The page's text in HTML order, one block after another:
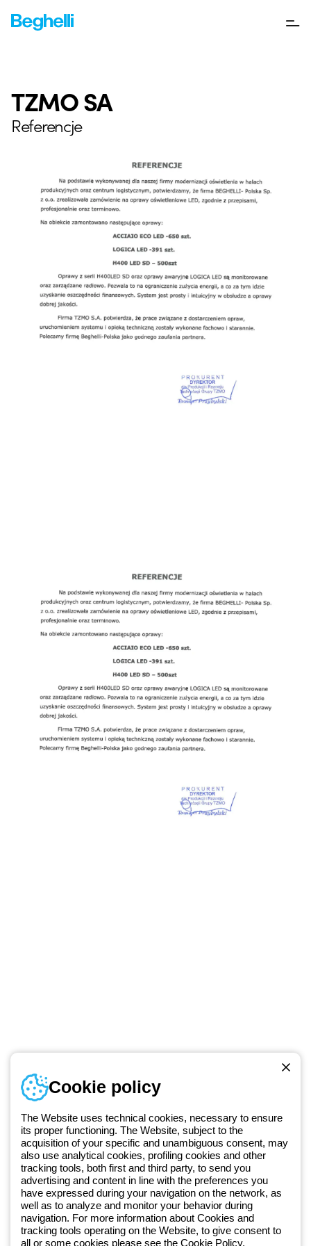
TZMO SA
Referencje
Od 2025 roku firma Beghelli jest częścią Grupy GEWISS, działając w
ramach ekosystemu GEWISS LightZone, w którym tworzymy
zintegrowane rozwiązania oświetleniowe, przekształcające
złożoność w prostotę oraz wspierające profesjonalistów i
użytkowników w realizacji ich potrzeb.Dowiedz się więcej o GEWISS
Numer telefonu
Od poniedziałku do piątku w godzinach 8:00 do 16:00
+48 32 422 55 79
Cookie policy
The Website uses technical cookies, necessary to ensure
its proper functioning. The Website, subject to the
acquisition of your specific and unambiguous consent, may
also use analytical cookies, profiling cookies and other
tracking tools, both first and third party, to send you
advertising and content in line with the preferences you
have expressed during your navigation on the network, as
well as to analyze and monitor your behavior during
navigation. For more information about Cookies and
tracking tools operating on the Website, to give consent to
all or some cookies please see the Cookie Policy.